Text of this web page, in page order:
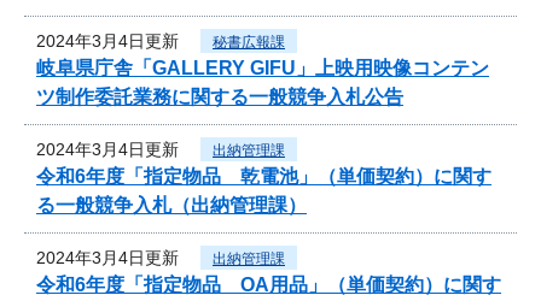
2024年3月4日更新 秘書広報課
岐阜県庁舎「GALLERY GIFU」上映用映像コンテン
ツ制作委託業務に関する一般競争入札公告
2024年3月4日更新 出納管理課
令和6年度「指定物品 乾電池」（単価契約）に関す
る一般競争入札（出納管理課）
2024年3月4日更新 出納管理課
令和6年度「指定物品 OA用品」（単価契約）に関す